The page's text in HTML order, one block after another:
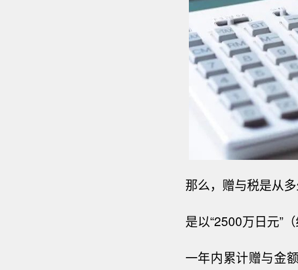
那么，赠与税是从
是以“2500万日元”
一年内累计赠与金